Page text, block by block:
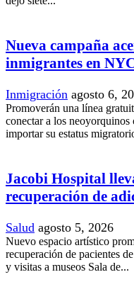
Nueva campaña
inmigrantes en
Inmigración agosto 6,
Promoverán una línea
conectar a los
importar su estatus
Jacobi Hospital
recuperación de
Salud agosto 5, 2026
Nuevo espacio artístico
recuperación de pacientes
y visitas a museos Sala de...